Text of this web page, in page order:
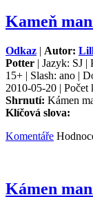
Kameň
Odkaz | Autor:
Potter | Jazyk: SJ |
15+ | Slash: ano |
2010-05-20 | Počet
Shrnutí: Kámen
Klíčová slova:
Komentáře
Kámen